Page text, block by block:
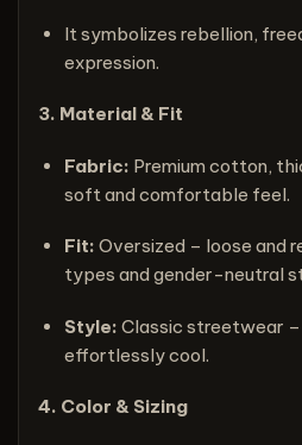
It symbolizes rebellion,
expression.
3. Material & Fit
Fabric: Premium cotton,
soft and comfortable feel.
Fit: Oversized – loose and
types and gender-neutral
Style: Classic streetwear –
effortlessly cool.
4. Color & Sizing